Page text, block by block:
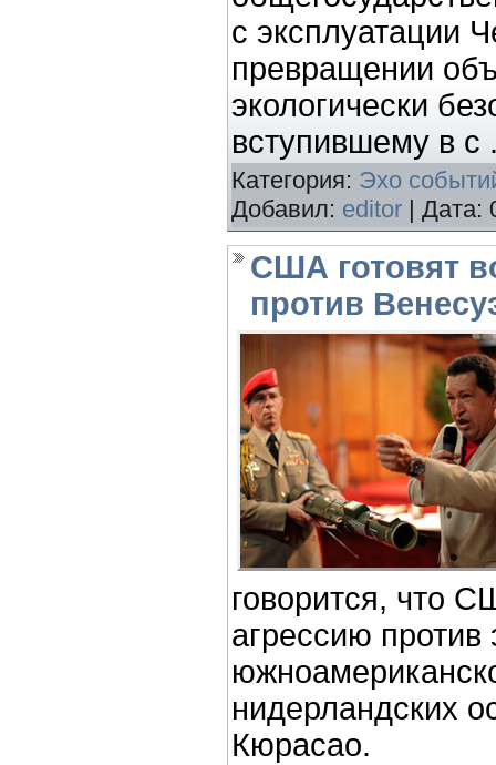
с эксплуатации
превращении
экологически
вступившему в с
Категория: Эхо
Добавил: editor | Дата:
США готовят
против
говорится, что
агрессию против
нидерландских
Кюрасао.